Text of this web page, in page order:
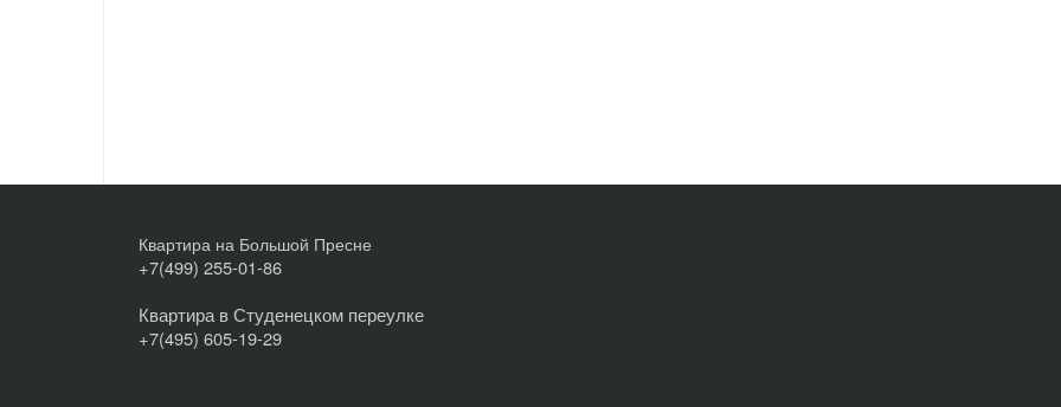
Квартира на Большой Пресне
+7(499) 255-01-86
Квартира в Студенецком переулке
+7(495) 605-19-29